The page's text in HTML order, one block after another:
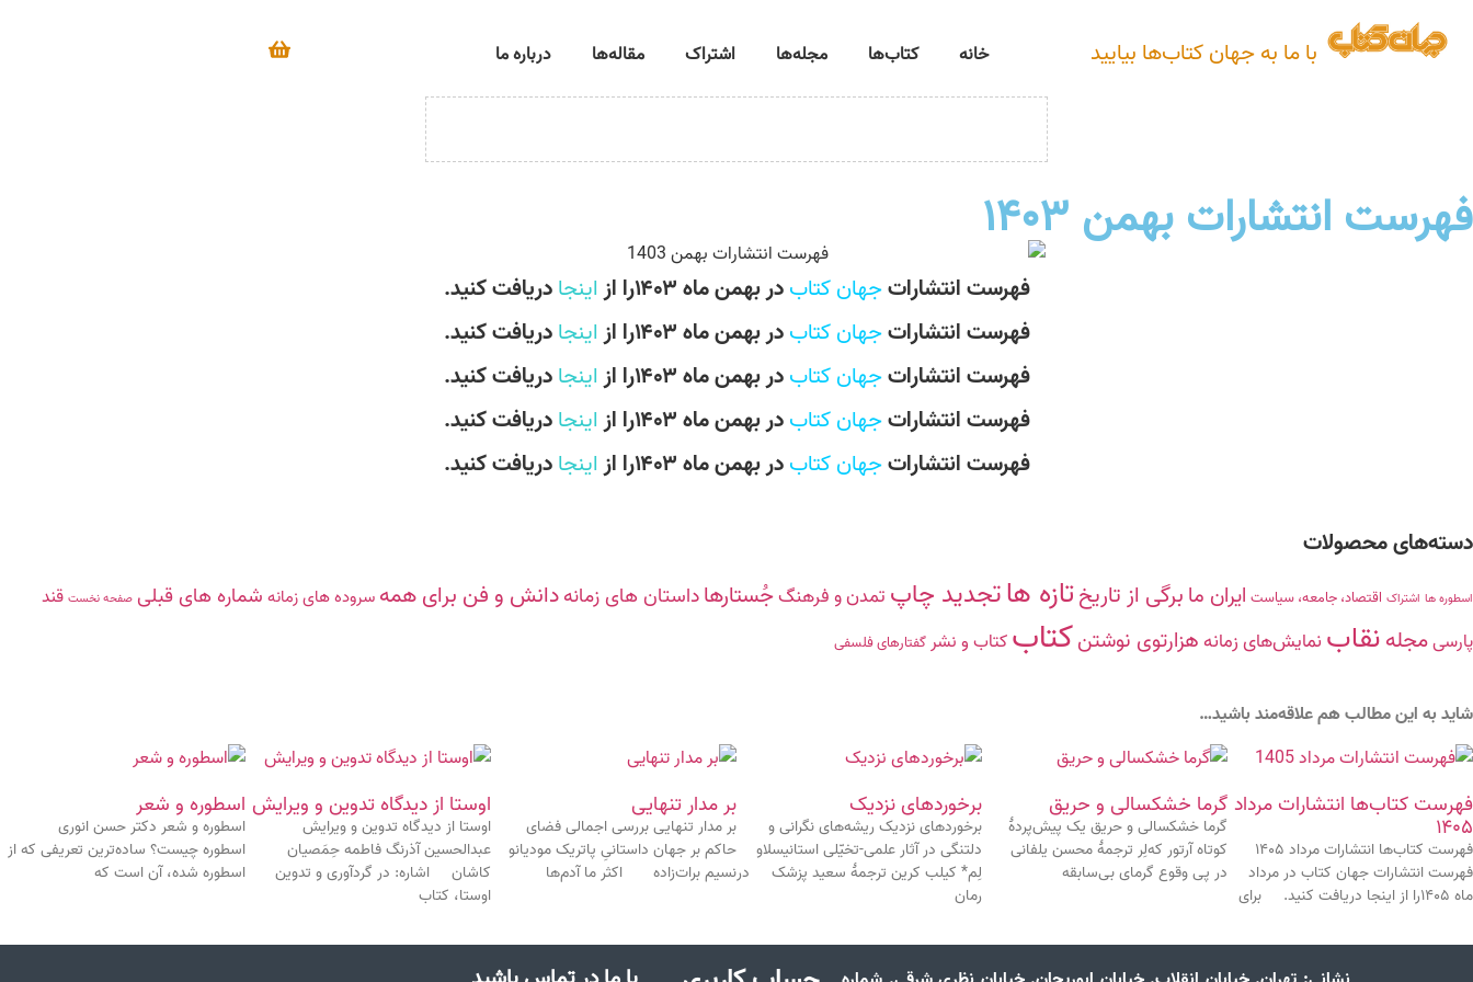
با ما به جهان کتاب‌ها بیایید خانه کتاب‌ها مجله‌ها اشتراک مقاله‌ها درباره ما
فهرست انتشارات بهمن ۱۴۰۳
فهرست انتشاراتجهان کتاب در بهمن ماه ۱۴۰۳را از اینجادریافت کنید.
فهرست انتشاراتجهان کتاب در بهمن ماه ۱۴۰۳را از اینجادریافت کنید.
فهرست انتشاراتجهان کتاب در بهمن ماه ۱۴۰۳را از اینجادریافت کنید.
فهرست انتشاراتجهان کتاب در بهمن ماه ۱۴۰۳را از اینجادریافت کنید.
فهرست انتشاراتجهان کتاب در بهمن ماه ۱۴۰۳را از اینجادریافت کنید.
دسته‌های محصولات
اسطوره ها اشتراک اقتصاد، جامعه، سیاست ایران ما برگی از تاریختازه ها تجدید چاپ تمدن و فرهنگجُستارها داستان های زمانهدانش‌ و ‌فن‌ براى همه سروده ‏هاى زمانه شماره های قبلی صفحه نخست قند
پارسی مجله نقاب نمایش‌های زمانه هزارتوی نوشتن کتاب کتاب و نشر گفتارهاى فلسفى
شاید به این مطالب هم علاقه‌مند باشید…
فهرست کتاب‌ها انتشارات مرداد
۱۴۰۵
فهرست کتاب‌ها انتشارات مرداد ۱۴۰۵
فهرست انتشارات جهان کتاب در مرداد
ماه ۱۴۰۵را از اینجا دریافت کنید. برای
گرما خشکسالی و حریق
گرما خشکسالی و حریق یک پیش‌پردۀ
کوتاه آرتور که‌لِر ترجمۀ محسن یلفانی
در پی وقوع گرمای بی‌سابقه
برخوردهای نزدیک
برخوردهای نزدیک ریشه‌های نگرانی و
دلتنگی در آثار علمی-تخیّلی استانیسلاو
لِم* کیلب کرین ترجمۀ سعید پزشک در
رمان
بر مدار تنهایی
بر مدار تنهایی بررسی اجمالی فضای
حاکم بر جهان داستانیِ پاتریک مودیانو
نسیم برات‌زاده اکثر ما آدم‌ها
اوستا از دیدگاه تدوین و ویرایش
اوستا از دیدگاه تدوین و ویرایش
عبدالحسین آذرنگ فاطمه حِمَصیان
کاشان اشاره: در گردآوری و تدوین
اوستا، کتاب
اسطوره و شعر
اسطوره و شعر دکتر حسن انوری
اسطوره چیست؟ ساده‌ترین تعریفی که از
اسطوره شده، آن است که